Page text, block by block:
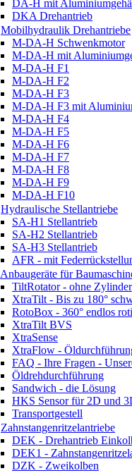
DA-H mit
DKA Drehantrieb
Mobilhydraulik Drehantriebe
M-DA-H Schwenkmotor
M-DA-H mit
M-DA-H F1
M-DA-H F2
M-DA-H F3
M-DA-H F3 mit
M-DA-H F4
M-DA-H F5
M-DA-H F6
M-DA-H F7
M-DA-H F8
M-DA-H F9
M-DA-H F10
Hydraulische Stellantriebe
SA-H1 Stellantrieb
SA-H2 Stellantrieb
SA-H3 Stellantrieb
AFR - mit
Anbaugeräte für
TiltRotator - ohne Zylinder
XtraTilt - Bis zu 180°
RotoBox - 360° endlos
XtraTilt BVS
XtraSense
XtraFlow -
FAQ - Ihre Fragen -
Öldrehdurchführung
Sandwich - die Lösung
HKS Sensor für 2D und
Transportgestell
Zahnstangenritzelantriebe
DEK - Drehantrieb
DEK1 -
DZK - Zweikolben